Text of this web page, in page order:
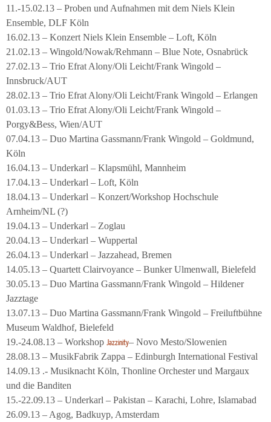
11.-15.02.13 – Proben und Aufnahmen mit dem Niels Klein
Ensemble, DLF Köln
16.02.13 – Konzert Niels Klein Ensemble – Loft, Köln
21.02.13 – Wingold/Nowak/Rehmann – Blue Note, Osnabrück
27.02.13 – Trio Efrat Alony/Oli Leicht/Frank Wingold –
Innsbruck/AUT
28.02.13 – Trio Efrat Alony/Oli Leicht/Frank Wingold – Erlangen
01.03.13 – Trio Efrat Alony/Oli Leicht/Frank Wingold –
Porgy&Bess, Wien/AUT
07.04.13 – Duo Martina Gassmann/Frank Wingold – Goldmund,
Köln
16.04.13 – Underkarl – Klapsmühl, Mannheim
17.04.13 – Underkarl – Loft, Köln
18.04.13 – Underkarl – Konzert/Workshop Hochschule
Arnheim/NL (?)
19.04.13 – Underkarl – Zoglau
20.04.13 – Underkarl – Wuppertal
26.04.13 – Underkarl – Jazzahead, Bremen
14.05.13 – Quartett Clairvoyance – Bunker Ulmenwall, Bielefeld
30.05.13 – Duo Martina Gassmann/Frank Wingold – Hildener
Jazztage
13.07.13 – Duo Martina Gassmann/Frank Wingold – Freiluftbühne
Museum Waldhof, Bielefeld
19.-24.08.13 – Workshop Jazzinity– Novo Mesto/Slowenien
28.08.13 – MusikFabrik Zappa – Edinburgh International Festival
14.09.13 .- Musiknacht Köln, Thonline Orchester und Margaux
und die Banditen
15.-22.09.13 – Underkarl – Pakistan – Karachi, Lohre, Islamabad
26.09.13 – Agog, Badkuyp, Amsterdam